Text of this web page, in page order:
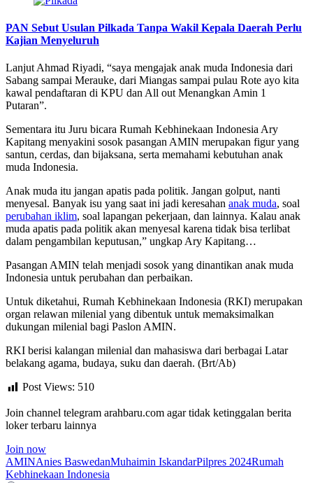
PAN Sebut Usulan Pilkada Tanpa Wakil Kepala Daerah Perlu
Kajian Menyeluruh
Lanjut Ahmad Riyadi, “saya mengajak anak muda Indonesia dari
Sabang sampai Merauke, dari Miangas sampai pulau Rote ayo kita
kawal pendaftaran di KPU dan All out Menangkan Amin 1
Putaran”.
Sementara itu Juru bicara Rumah Kebhinekaan Indonesia Ary
Kapitang menyakini sosok pasangan AMIN merupakan figur yang
santun, cerdas, dan bijaksana, serta memahami kebutuhan anak
muda Indonesia.
Anak muda itu jangan apatis pada politik. Jangan golput, nanti
menyesal. Banyak isu yang saat ini jadi keresahan anak muda, soal
perubahan iklim, soal lapangan pekerjaan, dan lainnya. Kalau anak
muda apatis pada politik akan menyesal karena tidak bisa terlibat
dalam pengambilan keputusan,” ungkap Ary Kapitang…
Pasangan AMIN telah menjadi sosok yang dinantikan anak muda
Indonesia untuk perubahan dan perbaikan.
Untuk diketahui, Rumah Kebhinekaan Indonesia (RKI) merupakan
organ relawan milenial yang dibentuk untuk memaksimalkan
dukungan milenial bagi Paslon AMIN.
RKI berisi kalangan milenial dan mahasiswa dari berbagai Latar
belakang agama, budaya, suku dan daerah. (Brt/Ab)
Post Views: 510
Join channel telegram arahbaru.com agar tidak ketinggalan berita
loker terbaru lainnya
Join now
AMINAnies BaswedanMuhaimin IskandarPilpres 2024Rumah
Kebhinekaan Indonesia